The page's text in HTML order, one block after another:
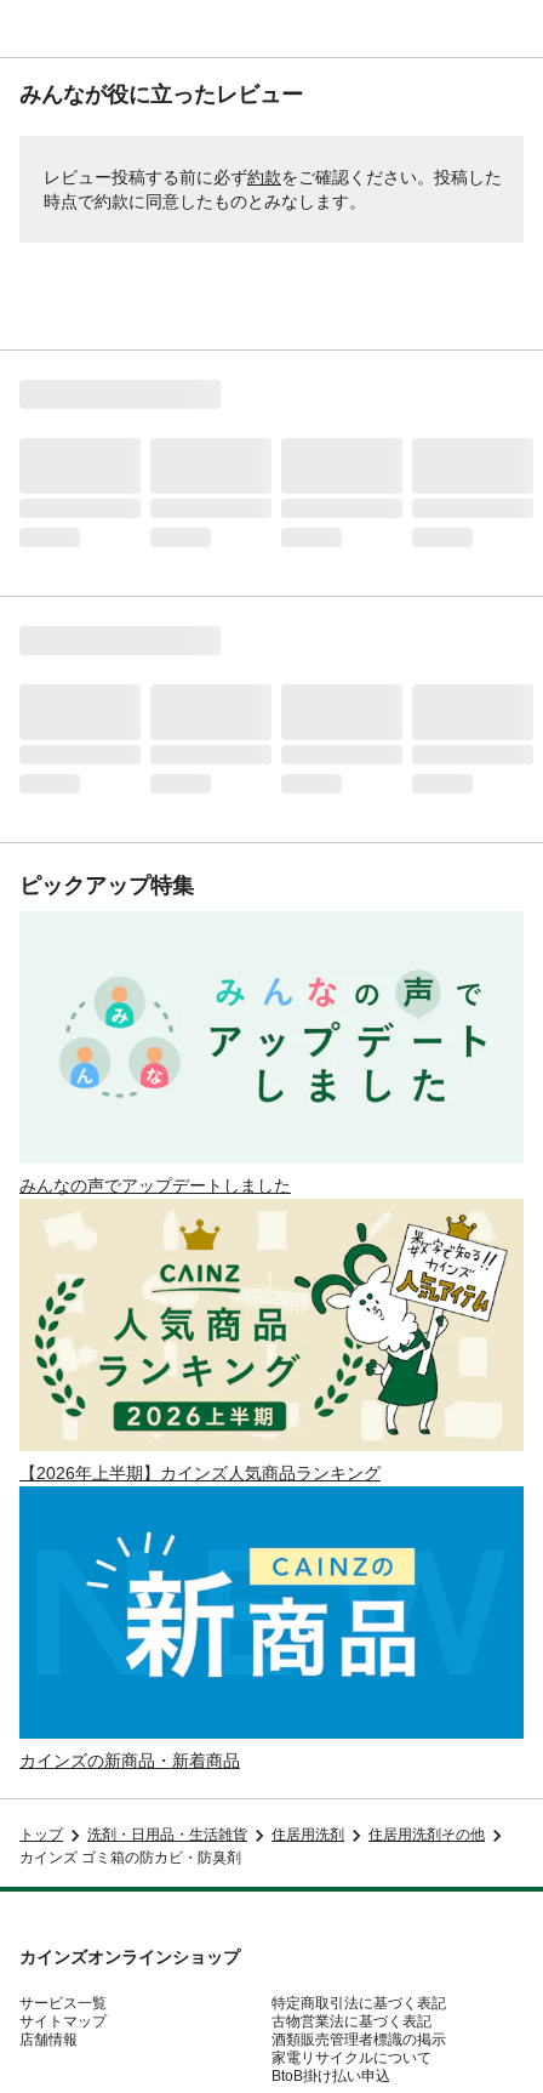
みんなが役に立ったレビュー
レビュー投稿する前に必ず約款をご確認ください。投稿した
時点で約款に同意したものとみなします。
ピックアップ特集
みんなの声でアップデートしました
【2026年上半期】カインズ人気商品ランキング
カインズの新商品・新着商品
トップ 洗剤・日用品・生活雑貨 住居用洗剤
住居用洗剤その他
カインズ ゴミ箱の防カビ・防臭剤
カインズオンラインショップ
サービス一覧
サイトマップ
店舗情報
特定商取引法に基づく表記
古物営業法に基づく表記
酒類販売管理者標識の掲示
家電リサイクルについて
BtoB掛け払い申込